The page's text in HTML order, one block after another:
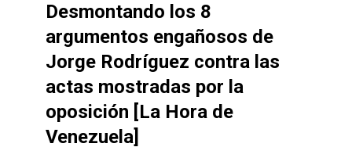
Desmontando los 8
argumentos engañosos de
Jorge Rodríguez contra las
actas mostradas por la
oposición [La Hora de
Venezuela]